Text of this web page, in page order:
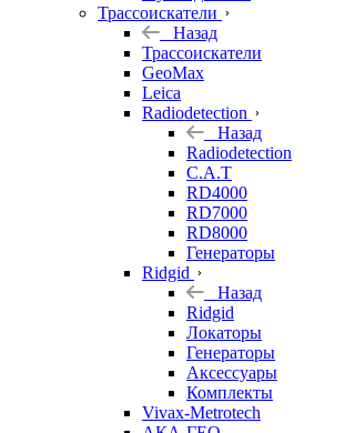
Трассоискатели
Назад
Трассоискатели
GeoMax
Leica
Radiodetection
Назад
Radiodetection
C.A.T
RD4000
RD7000
RD8000
Генераторы
Ridgid
Назад
Ridgid
Локаторы
Генераторы
Аксессуары
Комплекты
Vivax-Metrotech